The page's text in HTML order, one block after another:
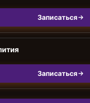
Записаться
Записаться